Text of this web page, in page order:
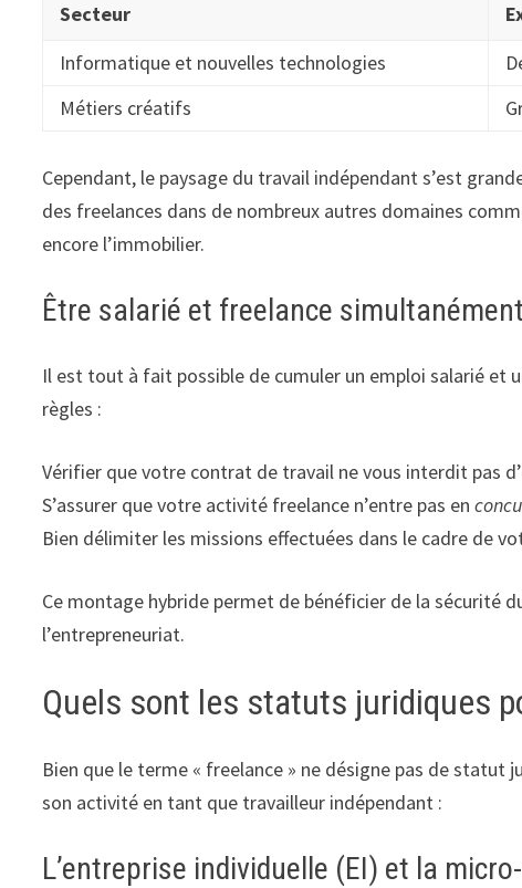
Secteur
Informatique et nouvelles technologies
Métiers créatifs
Cependant, le paysage du travail indépendant s’est
des freelances dans de nombreux autres domaines
encore l’immobilier.
Être salarié et freelance simultanément
Il est tout à fait possible de cumuler un emploi salarié et
règles :
Vérifier que votre contrat de travail ne vous interdit pas
S’assurer que votre activité freelance n’entre pas en
Bien délimiter les missions effectuées dans le cadre de
Ce montage hybride permet de bénéficier de la sécurité
l’entrepreneuriat.
Quels sont les statuts juridiques
Bien que le terme « freelance » ne désigne pas de
son activité en tant que travailleur indépendant :
L’entreprise individuelle (EI) et la